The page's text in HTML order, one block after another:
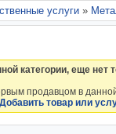
услуги »
категории, еще нет
продавцом в
Добавить товар или